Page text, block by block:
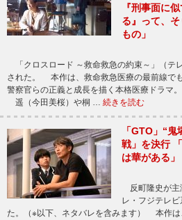
『刑事面に
る』って、
もの」
「クロスロード ～救命救急の約束～」（テ
された。 本作は、救命救急医療の最前線で
警察官らの正義と成長を描く本格医療ドラマ
遥（今田美桜）や桐 … 続きを読む
「GTO」“
戦」を決行
は華がある」
反町隆史が主
レ・フジテレ
た。（※以下、ネタバレを含みます） 本作は